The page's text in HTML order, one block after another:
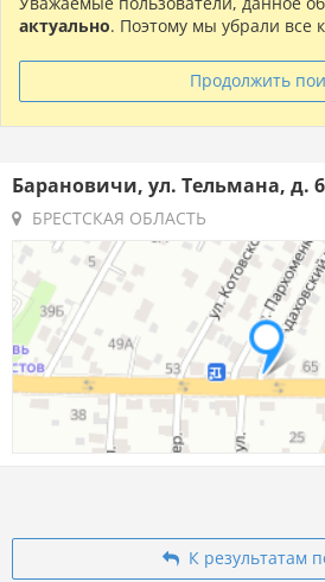
актуально. Поэтому мы убрали все
Продолжить
Барановичи, ул. Тельмана, д.
БРЕСТСКАЯ ОБЛАСТЬ
К результатам